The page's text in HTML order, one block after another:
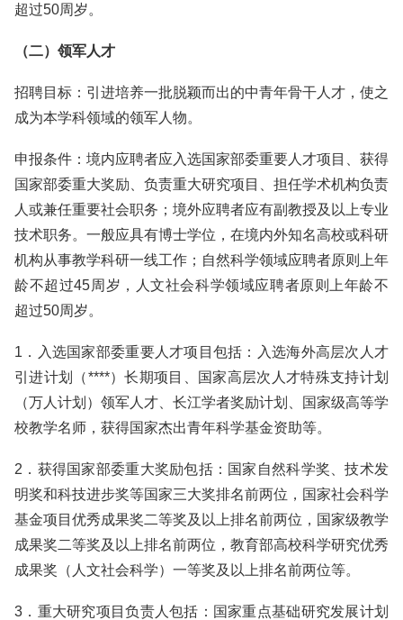
超过50周岁。
（二）领军人才
招聘目标：引进培养一批脱颖而出的中青年骨干人才，使之
成为本学科领域的领军人物。
申报条件：境内应聘者应入选国家部委重要人才项目、获得
国家部委重大奖励、负责重大研究项目、担任学术机构负责
人或兼任重要社会职务；境外应聘者应有副教授及以上专业
技术职务。一般应具有博士学位，在境内外知名高校或科研
机构从事教学科研一线工作；自然科学领域应聘者原则上年
龄不超过45周岁，人文社会科学领域应聘者原则上年龄不
超过50周岁。
1．入选国家部委重要人才项目包括：入选海外高层次人才
引进计划（****）长期项目、国家高层次人才特殊支持计划
（万人计划）领军人才、长江学者奖励计划、国家级高等学
校教学名师，获得国家杰出青年科学基金资助等。
2．获得国家部委重大奖励包括：国家自然科学奖、技术发
明奖和科技进步奖等国家三大奖排名前两位，国家社会科学
基金项目优秀成果奖二等奖及以上排名前两位，国家级教学
成果奖二等奖及以上排名前两位，教育部高校科学研究优秀
成果奖（人文社会科学）一等奖及以上排名前两位等。
3．重大研究项目负责人包括：国家重点基础研究发展计划